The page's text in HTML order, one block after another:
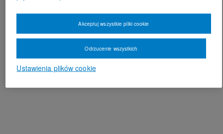
Ustawienia plików cookie
Odrzucenie wszystkich
Akceptuj wszystkie pliki cookie